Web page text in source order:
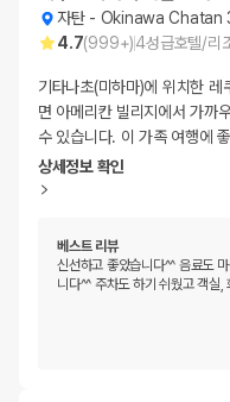
자탄- Okinawa Chatan
4.7(999+)4성급호텔/리
기타나초(미하마)에 위치한
면 아메리칸 빌리지에서 가까
수 있습니다. 이 가족 여행에
상세정보 확인
베스트 리뷰
신선하고 좋았습니다^^ 음료도
니다^^ 주차도 하기 쉬웠고 객실